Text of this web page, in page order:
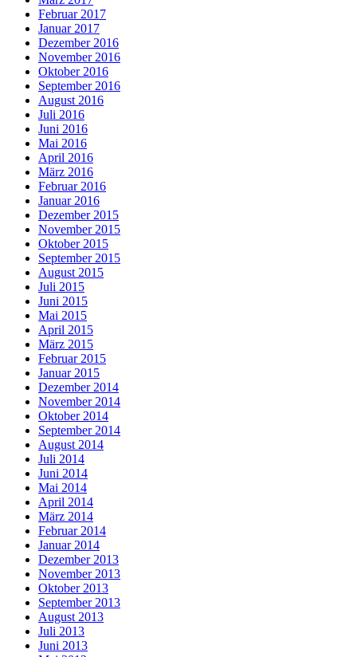
Februar 2017
Januar 2017
Dezember 2016
November 2016
Oktober 2016
September 2016
August 2016
Juli 2016
Juni 2016
Mai 2016
April 2016
März 2016
Februar 2016
Januar 2016
Dezember 2015
November 2015
Oktober 2015
September 2015
August 2015
Juli 2015
Juni 2015
Mai 2015
April 2015
März 2015
Februar 2015
Januar 2015
Dezember 2014
November 2014
Oktober 2014
September 2014
August 2014
Juli 2014
Juni 2014
Mai 2014
April 2014
März 2014
Februar 2014
Januar 2014
Dezember 2013
November 2013
Oktober 2013
September 2013
August 2013
Juli 2013
Juni 2013